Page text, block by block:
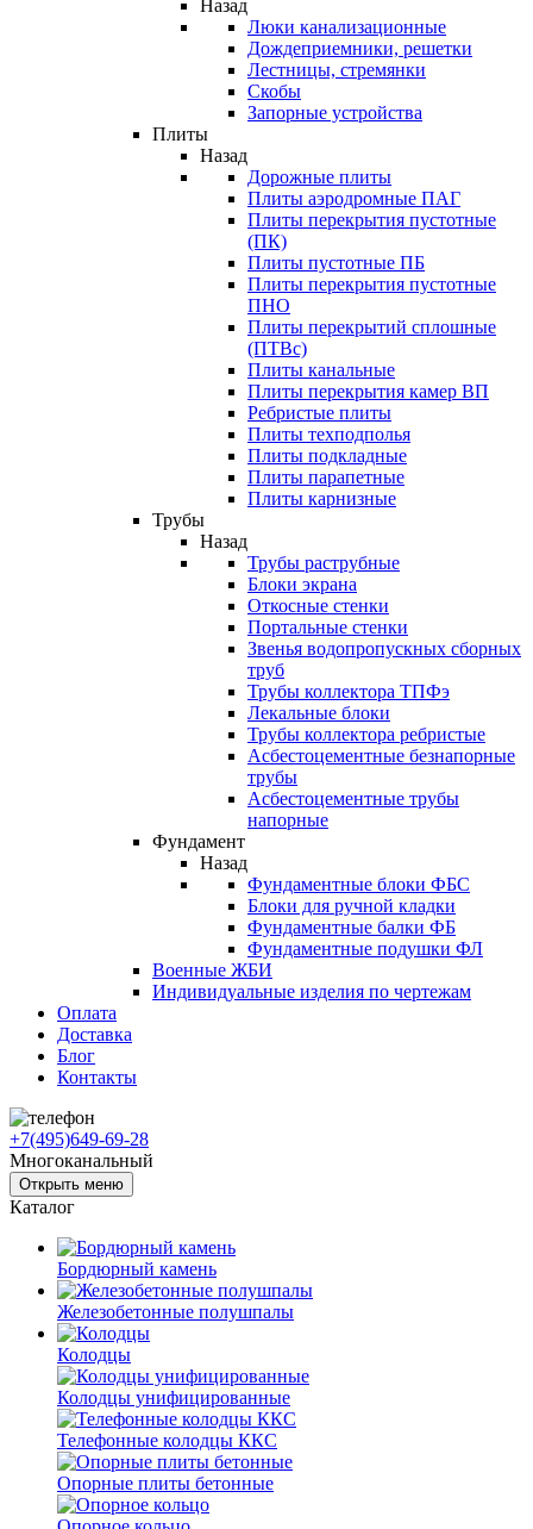
Назад
Люки канализационные
Дождеприемники, решетки
Лестницы, стремянки
Скобы
Запорные устройства
Плиты
Назад
Дорожные плиты
Плиты аэродромные ПАГ
Плиты перекрытия пустотные
(ПК)
Плиты пустотные ПБ
Плиты перекрытия пустотные
ПНО
Плиты перекрытий сплошные
(ПТВс)
Плиты канальные
Плиты перекрытия камер ВП
Ребристые плиты
Плиты техподполья
Плиты подкладные
Плиты парапетные
Плиты карнизные
Трубы
Назад
Трубы раструбные
Блоки экрана
Откосные стенки
Портальные стенки
Звенья водопропускных сборных
труб
Трубы коллектора ТПФэ
Лекальные блоки
Трубы коллектора ребристые
Асбестоцементные безнапорные
трубы
Асбестоцементные трубы
напорные
Фундамент
Назад
Фундаментные блоки ФБС
Блоки для ручной кладки
Фундаментные балки ФБ
Фундаментные подушки ФЛ
Военные ЖБИ
Индивидуальные изделия по чертежам
Оплата
Доставка
Блог
Контакты
+7(495)649-69-28
Многоканальный
Открыть меню
Каталог
Бордюрный камень
Железобетонные полушпалы
Колодцы
Колодцы унифицированные
Телефонные колодцы ККС
Опорные плиты бетонные